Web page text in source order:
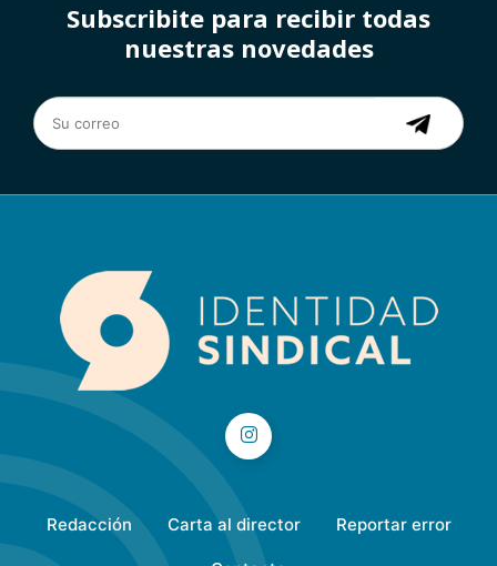
Subscribite para recibir todas
nuestras novedades
Redacción Carta al director Reportar error